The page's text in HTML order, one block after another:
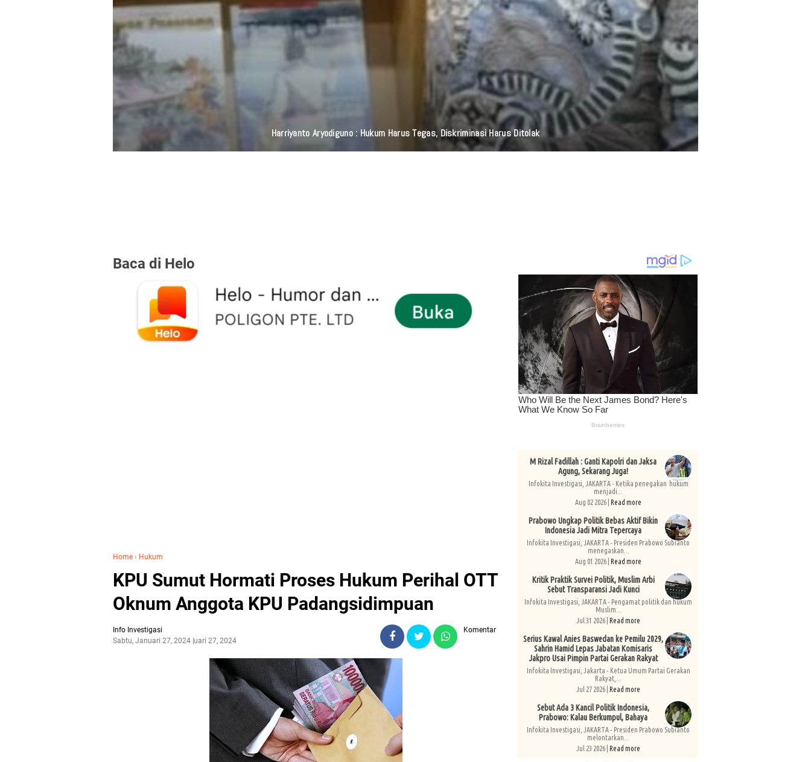
Polsek Tambora Salurkan 140 Paket Bansos Untuk Warga Slum Area, Wujud Kepedulian Sambut HUT Ke-81 RI
Baca di Helo
Home › Hukum
KPU Sumut Hormati Proses Hukum Perihal OTT
Oknum Anggota KPU Padangsidimpuan
Info Investigasi
Sabtu, Januari 27, 2024Januari 27, 2024
Komentar
M Rizal Fadillah : Ganti Kapolri dan Jaksa
Agung, Sekarang Juga!
Infokita Investigasi, JAKARTA - Ketika penegakan hukum
menjadi...
Aug 02 2026 | Read more
Prabowo Ungkap Politik Bebas Aktif Bikin
Indonesia Jadi Mitra Tepercaya
Infokita Investigasi, JAKARTA - Presiden Prabowo Subianto
menegaskan...
Aug 01 2026 | Read more
Kritik Praktik Survei Politik, Muslim Arbi
Sebut Transparansi Jadi Kunci
Infokita Investigasi, JAKARTA - Pengamat politik dan hukum
Muslim...
Jul 31 2026 | Read more
Serius Kawal Anies Baswedan ke Pemilu 2029,
Sahrin Hamid Lepas Jabatan Komisaris
Jakpro Usai Pimpin Partai Gerakan Rakyat
Infokita Investigasi, Jakarta - Ketua Umum Partai Gerakan
Rakyat,...
Jul 27 2026 | Read more
Sebut Ada 3 Kancil Politik Indonesia,
Prabowo: Kalau Berkumpul, Bahaya
Infokita Investigasi, JAKARTA - Presiden Prabowo Subianto
melontarkan...
Jul 23 2026 | Read more